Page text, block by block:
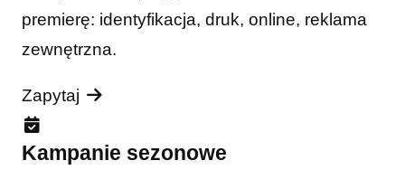
premierę: identyfikacja, druk, online, reklama
zewnętrzna.
Zapytaj
Kampanie sezonowe